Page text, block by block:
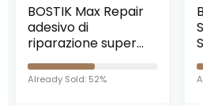
BAKAJI Sonda
Sturatubi
Spurgatubi per
Idropulitrice Alta
Pressione 15 Metri
Sistema Antipiega
Already Sold: 35%